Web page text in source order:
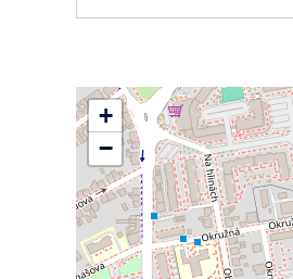
+
−